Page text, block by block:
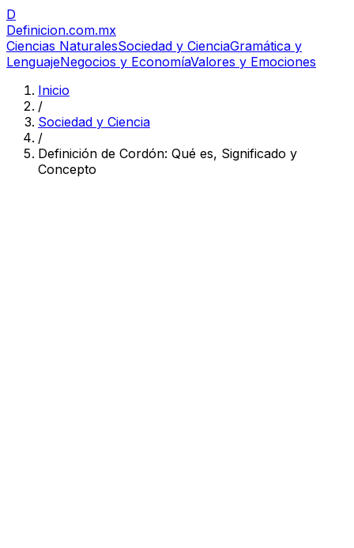
D
Definicion.com.mx
Ciencias NaturalesSociedad y CienciaGramática y
LenguajeNegocios y EconomíaValores y Emociones
Inicio
/
Sociedad y Ciencia
/
Definición de Cordón: Qué es, Significado y
Concepto